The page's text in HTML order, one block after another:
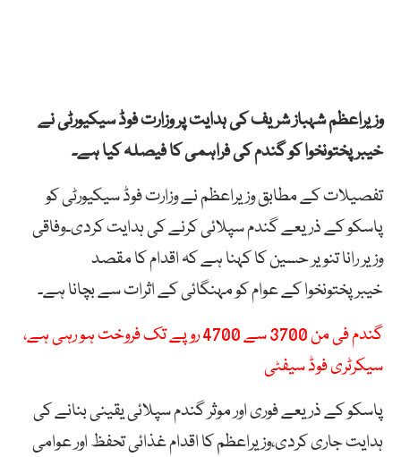
وزیراعظم شہباز شریف کی ہدایت پر وزارت فوڈ سیکیورٹی نے
خیبرپختونخوا کو گندم کی فراہمی کا فیصلہ کیا ہے۔
تفصیلات کے مطابق وزیراعظم نے وزارت فوڈ سیکیورٹی کو
پاسکو کے ذریعے گندم سپلائی کرنے کی ہدایت کردی۔وفاقی
وزیر رانا تنویر حسین کا کہنا ہے کہ اقدام کا مقصد
خیبرپختونخوا کے عوام کو مہنگائی کے اثرات سے بچانا ہے۔
گندم فی من 3700 سے 4700 روپے تک فروخت ہو رہی ہے،
سیکرٹری فوڈ سیفٹی
پاسکو کے ذریعے فوری اور موثر گندم سپلائی یقینی بنانے کی
ہدایت جاری کردی،وزیراعظم کا اقدام غذائی تحفظ اور عوامی